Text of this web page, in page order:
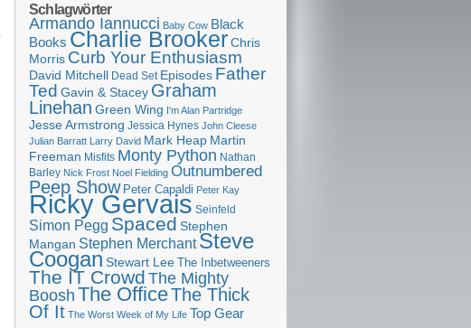
Schlagwörter
Armando Iannucci Baby Cow Black
Books Charlie BrookerChris
Morris Curb Your Enthusiasm
David Mitchell Dead Set Episodes Father
Ted Gavin & Stacey Graham
Linehan Green Wing I'm Alan Partridge
Jesse Armstrong Jessica Hynes John Cleese
Julian Barratt Larry David Mark Heap Martin
Freeman Misfits Monty Python Nathan
Barley Nick Frost Noel Fielding Outnumbered
Peep Show Peter Capaldi Peter Kay
Ricky Gervais Seinfeld
Simon Pegg Spaced Stephen
Mangan Stephen Merchant Steve
CooganStewart Lee The Inbetweeners
The IT Crowd The Mighty
Boosh The OfficeThe Thick
Of It The Worst Week of My Life Top Gear